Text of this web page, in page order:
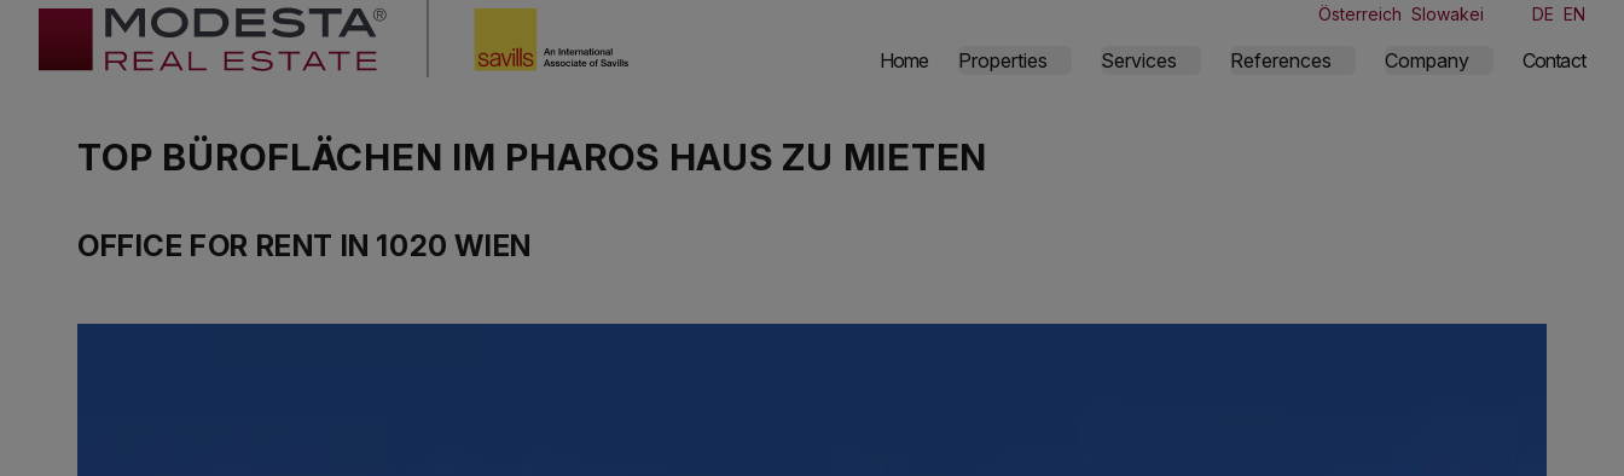
Österreich Slowakei DE EN
Home Properties Services References Company Contact
TOP BÜROFLÄCHEN IM PHAROS HAUS ZU MIETEN
OFFICE FOR RENT IN 1020 WIEN